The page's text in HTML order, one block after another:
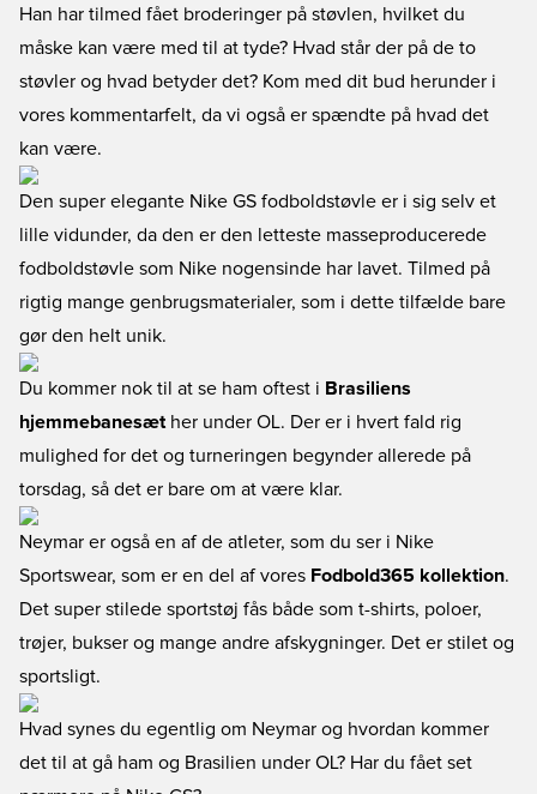
Han har tilmed fået broderinger på støvlen, hvilket du
måske kan være med til at tyde? Hvad står der på de to
støvler og hvad betyder det? Kom med dit bud herunder i
vores kommentarfelt, da vi også er spændte på hvad det
kan være.
Den super elegante Nike GS fodboldstøvle er i sig selv et
lille vidunder, da den er den letteste masseproducerede
fodboldstøvle som Nike nogensinde har lavet. Tilmed på
rigtig mange genbrugsmaterialer, som i dette tilfælde bare
gør den helt unik.
Du kommer nok til at se ham oftest i Brasiliens
hjemmebanesæt her under OL. Der er i hvert fald rig
mulighed for det og turneringen begynder allerede på
torsdag, så det er bare om at være klar.
Neymar er også en af de atleter, som du ser i Nike
Sportswear, som er en del af vores Fodbold365 kollektion.
Det super stilede sportstøj fås både som t-shirts, poloer,
trøjer, bukser og mange andre afskygninger. Det er stilet og
sportsligt.
Hvad synes du egentlig om Neymar og hvordan kommer
det til at gå ham og Brasilien under OL? Har du fået set